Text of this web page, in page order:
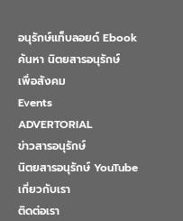
อนุรักษ์แท็บลอยด์ Ebook
ค้นหา นิตยสารอนุรักษ์
เพื่อสังคม
Events
ADVERTORIAL
ข่าวสารอนุรักษ์
นิตยสารอนุรักษ์ YouTube
เกี่ยวกับเรา
ติดต่อเรา